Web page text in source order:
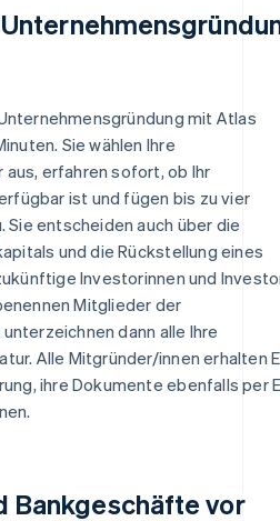
mit Atlas
Sie wählen Ihre
erfahren sofort, ob Ihr
ist und fügen bis zu vier
Sie entscheiden auch über die
und die Rückstellung eines
Investorinnen und
Mitglieder der
dann alle Ihre
Alle Mitgründer/innen erhalten
ihre Dokumente ebenfalls per
Bankgeschäfte vor